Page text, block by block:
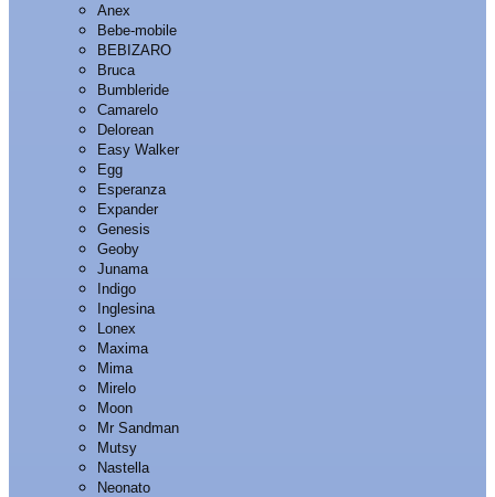
Anex
Bebe-mobile
BEBIZARO
Bruca
Bumbleride
Camarelo
Delorean
Easy Walker
Egg
Esperanza
Expander
Genesis
Geoby
Junama
Indigo
Inglesina
Lonex
Maxima
Mima
Mirelo
Moon
Mr Sandman
Mutsy
Nastella
Neonato